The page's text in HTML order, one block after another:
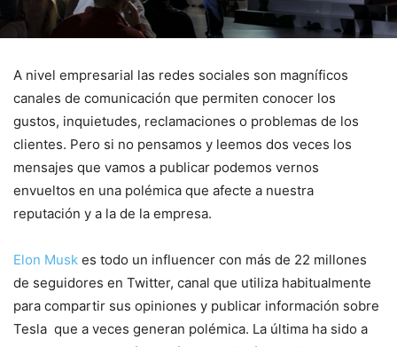
A nivel empresarial las redes sociales son magníficos
canales de comunicación que permiten conocer los
gustos, inquietudes, reclamaciones o problemas de los
clientes. Pero si no pensamos y leemos dos veces los
mensajes que vamos a publicar podemos vernos
envueltos en una polémica que afecte a nuestra
reputación y a la de la empresa.
Elon Musk es todo un influencer con más de 22 millones
de seguidores en Twitter, canal que utiliza habitualmente
para compartir sus opiniones y publicar información sobre
Tesla que a veces generan polémica. La última ha sido a